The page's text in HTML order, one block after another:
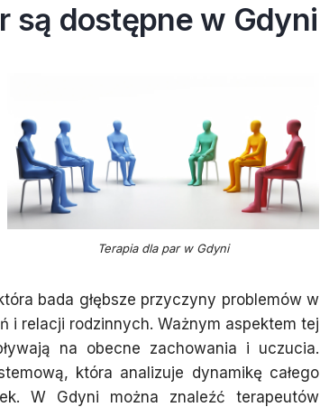
są dostępne w Gdyni
Terapia dla par w Gdyni
bada głębsze przyczyny problemów w
i relacji rodzinnych. Ważnym aspektem tej
na obecne zachowania i uczucia.
która analizuje dynamikę całego
W Gdyni można znaleźć terapeutów